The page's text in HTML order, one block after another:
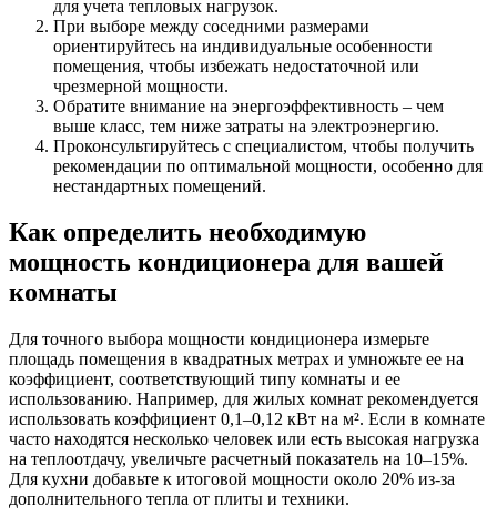
для учета тепловых нагрузок.
При выборе между соседними размерами
ориентируйтесь на индивидуальные особенности
помещения, чтобы избежать недостаточной или
чрезмерной мощности.
Обратите внимание на энергоэффективность – чем
выше класс, тем ниже затраты на электроэнергию.
Проконсультируйтесь с специалистом, чтобы получить
рекомендации по оптимальной мощности, особенно для
нестандартных помещений.
Как определить необходимую
мощность кондиционера для вашей
комнаты
Для точного выбора мощности кондиционера измерьте
площадь помещения в квадратных метрах и умножьте ее на
коэффициент, соответствующий типу комнаты и ее
использованию. Например, для жилых комнат рекомендуется
использовать коэффициент 0,1–0,12 кВт на м². Если в комнате
часто находятся несколько человек или есть высокая нагрузка
на теплоотдачу, увеличьте расчетный показатель на 10–15%.
Для кухни добавьте к итоговой мощности около 20% из-за
дополнительного тепла от плиты и техники.